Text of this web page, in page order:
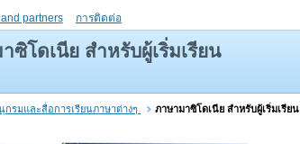
partners การติดต่อ
ซิโดเนีย สำหรับผู้เริ่มเรียน
รมและสื่อการเรียนภาษาต่างๆ ภาษามาซิโดเนีย สำหรับผู้เริ่มเรียน